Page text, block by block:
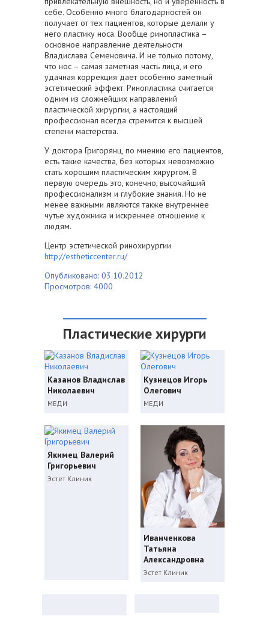
себе. Особенно много благодарностей он
получает от тех пациентов, которые делали у
него пластику носа. Вообще ринопластика –
основное направление деятельности
Владислава Семеновича. И не только потому,
что нос – самая заметная часть лица, и его
удачная коррекция дает особенно заметный
эстетический эффект. Ринопластика считается
одним из сложнейших направлений
пластической хирургии, а настоящий
профессионал всегда стремится к высшей
степени мастерства.
У доктора Григорянц, по мнению его пациентов,
есть такие качества, без которых невозможно
стать хорошим пластическим хирургом. В
первую очередь это, конечно, высочайший
профессионализм и глубокие знания. Но не
менее важными являются также внутреннее
чутье художника и искреннее отношение к
людям.
Центр эстетической ринохирургии
http://estheticcenter.ru/
Опубликовано: 03.10.2012
Просмотров: 4000
Пластические хирурги
Казанов Владислав
Николаевич
МЕДИ
Кузнецов Игорь
Олегович
МЕДИ
Якимец Валерий
Григорьевич
Эстет Клиник
Иванченкова
Татьяна
Александровна
Эстет Клиник